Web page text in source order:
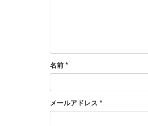
名前 *
メールアドレス *